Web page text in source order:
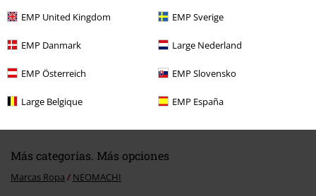
EMP United Kingdom EMP Sverige
EMP Danmark Large Nederland
EMP Österreich EMP Slovensko
Large Belgique EMP España
%
64,59 €
Más categorías. Más opciones
Marcas Ropa NEOMACHI